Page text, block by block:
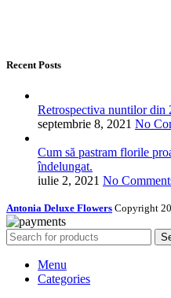
Recent Posts
Retrospectiva nuntilor din
septembrie 8, 2021 No
Cum să pastram florile
îndelungat.
iulie 2, 2021 No
Antonia Deluxe Flowers Copyright
Menu
Categories